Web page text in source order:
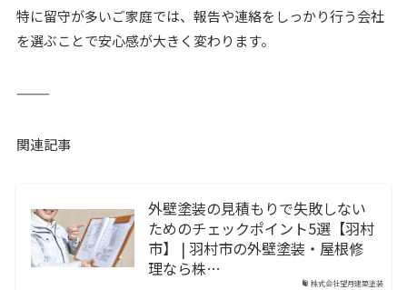
特に留守が多いご家庭では、報告や連絡をしっかり行う会社
を選ぶことで安心感が大きく変わります。
⸻
関連記事
株式会社望月建築塗装
外壁塗装の見積もりで失敗しない
ためのチェックポイント5選【羽村
市】 | 羽村市の外壁塗装・屋根修
理なら株…